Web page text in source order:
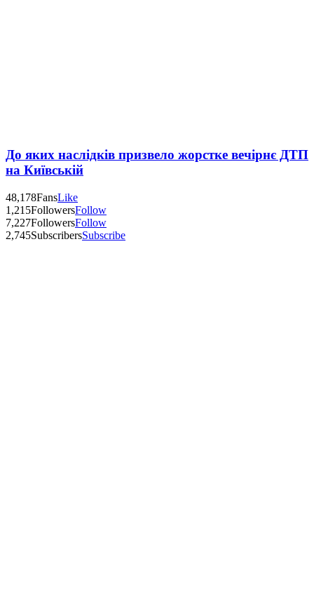
До яких наслідків призвело жорстке вечірнє ДТП
на Київській
48,178FansLike
1,215FollowersFollow
7,227FollowersFollow
2,745SubscribersSubscribe